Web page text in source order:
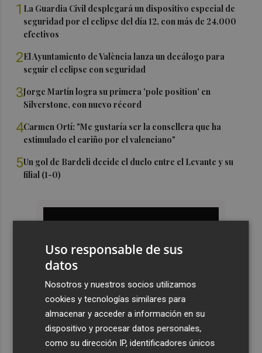
1 La Guardia Civil desplegará un dispositivo especial de
seguridad por el eclipse del día 12, con más de 24.000
efectivos
2El Ayuntamiento de València lanza un decálogo para
seguir el eclipse con seguridad
3Jorge Martín logra su primera 'pole position' en
Silverstone, con nuevo récord
4Carmen Ortí: "Me gustaría ser la consellera que ha
estimulado el cariño por el valenciano"
5Un gol de Bardeli decide el duelo entre el Levante y su
filial (1-0)
Uso responsable de sus
datos
Nosotros y nuestros socios utilizamos
cookies y tecnologías similares para
almacenar y acceder a información en su
dispositivo y procesar datos personales,
como su dirección IP, identificadores únicos